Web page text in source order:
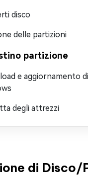
disco
delle partizioni
partizione
e aggiornamento di
degli attrezzi
di Disco/